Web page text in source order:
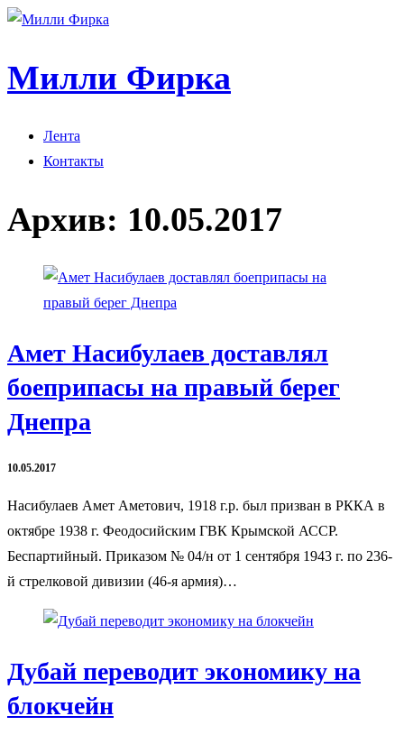
Милли Фирка
Лента
Контакты
Архив: 10.05.2017
Амет Насибулаев доставлял
боеприпасы на правый берег
Днепра
10.05.2017
Насибулаев Амет Аметович, 1918 г.р. был призван в РККА в
октябре 1938 г. Феодосийским ГВК Крымской АССР.
Беспартийный. Приказом № 04/н от 1 сентября 1943 г. по 236-
й стрелковой дивизии (46-я армия)…
Дубай переводит экономику на
блокчейн